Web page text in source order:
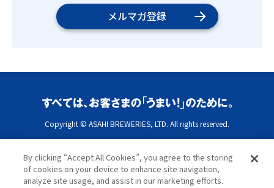
メルマガ登録
Copyright © ASAHI BREWERIES, LTD. All rights reserved.
By clicking “Accept All Cookies”, you agree to the storing
of cookies on your device to enhance site navigation,
analyze site usage, and assist in our marketing efforts.